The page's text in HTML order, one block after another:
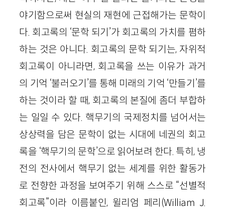
야기함으로써 현실의 재현에 근접해가는 문학이
다. 회고록의 ‘문학 되기’가 회고록의 가치를 폄하
하는 것은 아니다. 회고록의 문학 되기는, 자위적
회고록이 아니라면, 회고록을 쓰는 이유가 과거
의 기억 ‘불러오기’를 통해 미래의 기억 ‘만들기’를
하는 것이라 할 때, 회고록의 본질에 좀더 부합하
는 일일 수 있다. 핵무기의 국제정치를 넘어서는
상상력을 담은 문학이 없는 시대에 네권의 회고
록을 ‘핵무기의 문학’으로 읽어보려 한다. 특히, 냉
전의 전사에서 핵무기 없는 세계를 위한 활동가
로 전향한 과정을 보여주기 위해 스스로 “선별적
회고록”이라 이름붙인, 윌리엄 페리(William J.